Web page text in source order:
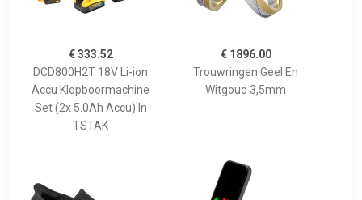
€ 333.52
DCD800H2T 18V Li-ion
Accu Klopboormachine
Set (2x 5.0Ah Accu) In
TSTAK
€ 1896.00
Trouwringen Geel En
Witgoud 3,5mm